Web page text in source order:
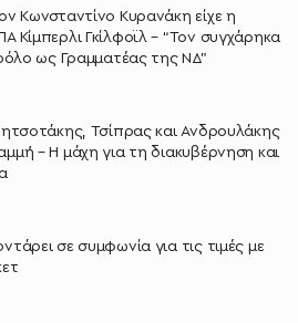
Κωνσταντίνο Κυρανάκη είχε η
Κίμπερλι Γκίλφοϊλ – “Τον συγχάρηκα
ως Γραμματέας της ΝΔ”
Τσίπρας και Ανδρουλάκης
– Η μάχη για τη διακυβέρνηση και
σε συμφωνία για τις τιμές με